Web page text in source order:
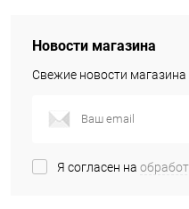
Новости магазина
Свежие новости магазина
Я согласен на